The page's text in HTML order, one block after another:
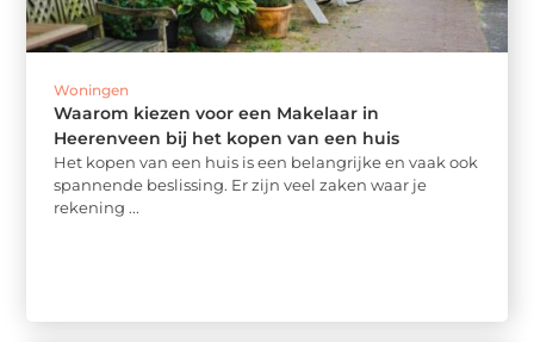
Woningen
Waarom kiezen voor een Makelaar in
Heerenveen bij het kopen van een huis
Het kopen van een huis is een belangrijke en vaak ook
spannende beslissing. Er zijn veel zaken waar je
rekening ...